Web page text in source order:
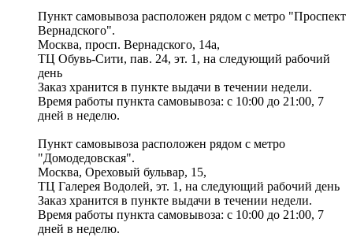
Пункт самовывоза расположен рядом с метро "Проспект
Вернадского".
Москва, просп. Вернадского, 14а,
ТЦ Обувь-Сити, пав. 24, эт. 1, на следующий рабочий
день
Заказ хранится в пункте выдачи в течении недели.
Время работы пункта самовывоза: с 10:00 до 21:00, 7
дней в неделю.
Пункт самовывоза расположен рядом с метро
"Домодедовская".
Москва, Ореховый бульвар, 15,
ТЦ Галерея Водолей, эт. 1, на следующий рабочий день
Заказ хранится в пункте выдачи в течении недели.
Время работы пункта самовывоза: с 10:00 до 21:00, 7
дней в неделю.
❄